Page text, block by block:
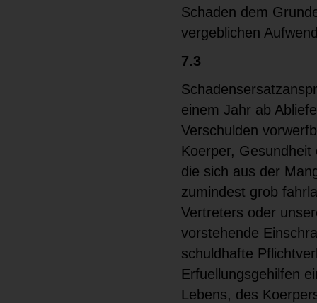
Schaden dem
vergeblichen
7.3
einem Jahr ab
Verschulden
Koerper,
die sich aus der
zumindest grob
Vertreters oder
vorstehende
schuldhafte
Erfuellungsgehilfen
Lebens, des